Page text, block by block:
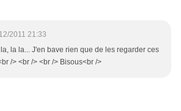
2011 21:33
la la... J'en bave rien que de les regarder ces
/> <br /> <br /> Bisous<br />